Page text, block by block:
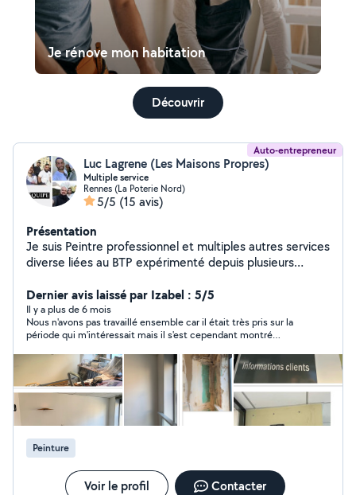
Je rénove mon habitation
Découvrir
Auto-entrepreneur
Luc Lagrene (Les Maisons Propres)
Multiple service
Rennes (La Poterie Nord)
5/5 (15 avis)
Présentation
Je suis Peintre professionnel et multiples autres services
diverse liées au BTP expérimenté depuis plusieurs
la qualité. J'utilise principalement des matériaux haut de
gamme tout en respectant votre budget grâce à des
tarifs compétitifs. J'étudierais toutes sortes de
demande donc n'hésitez pas à me solliciter en privé.
Retrouvez aussi mes réalisations et les avis de mes
clients sur ma fiche Google.
Dernier avis laissé par Izabel : 5/5
Il y a plus de 6 mois
Nous n'avons pas travaillé ensemble car il était très pris sur la
période qui m'intéressait mais il s'est cependant montré
Peinture
Voir le profil Contacter